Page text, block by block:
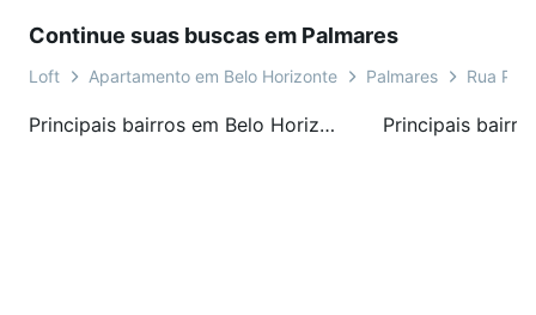
Continue suas buscas em Palmares
Loft Apartamento em Belo Horizonte Palmares Rua
Principais bairros em Belo Horizonte, MG